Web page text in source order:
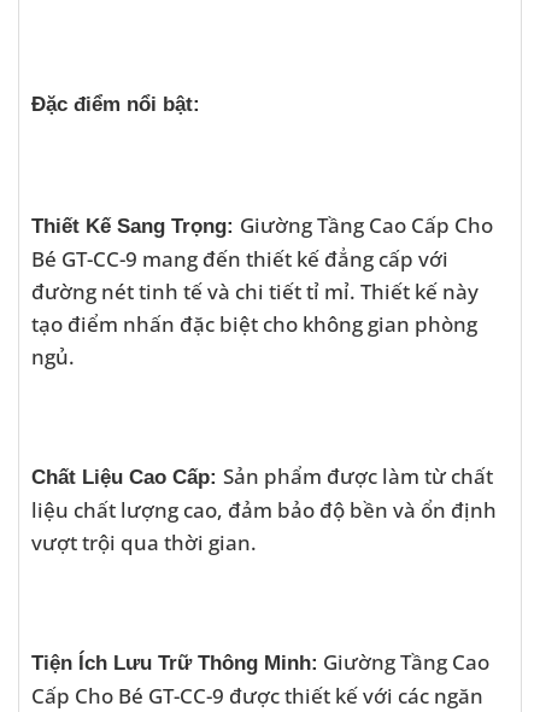
Đặc điểm nổi bật:
Thiết Kế Sang Trọng: Giường Tầng Cao Cấp Cho
Bé GT-CC-9 mang đến thiết kế đẳng cấp với
đường nét tinh tế và chi tiết tỉ mỉ. Thiết kế này
tạo điểm nhấn đặc biệt cho không gian phòng
ngủ.
Chất Liệu Cao Cấp: Sản phẩm được làm từ chất
liệu chất lượng cao, đảm bảo độ bền và ổn định
vượt trội qua thời gian.
Tiện Ích Lưu Trữ Thông Minh: Giường Tầng Cao
Cấp Cho Bé GT-CC-9 được thiết kế với các ngăn